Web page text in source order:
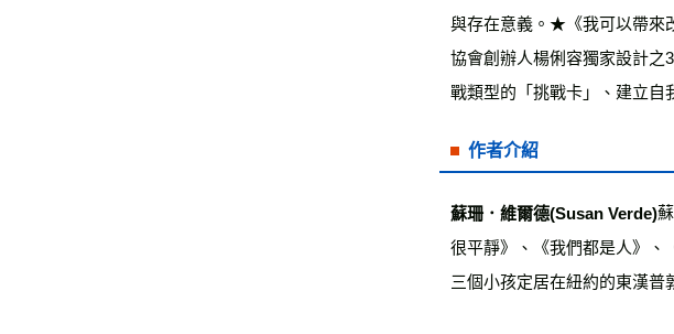
與存在意義。★《我可以帶來
協會創辦人楊俐容獨家設計之
戰類型的「挑戰卡」、建立自
作者介紹
蘇珊．維爾德(Susan Verde)
很平靜》、《我們都是人》、
三個小孩定居在紐約的東漢普